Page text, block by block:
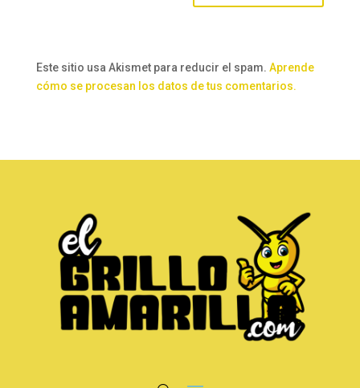
Este sitio usa Akismet para reducir el spam. Aprende
cómo se procesan los datos de tus comentarios.